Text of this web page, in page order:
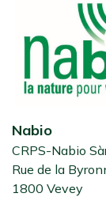
Nabio
CRPS-Nabio
Rue de la
1800 Vevey